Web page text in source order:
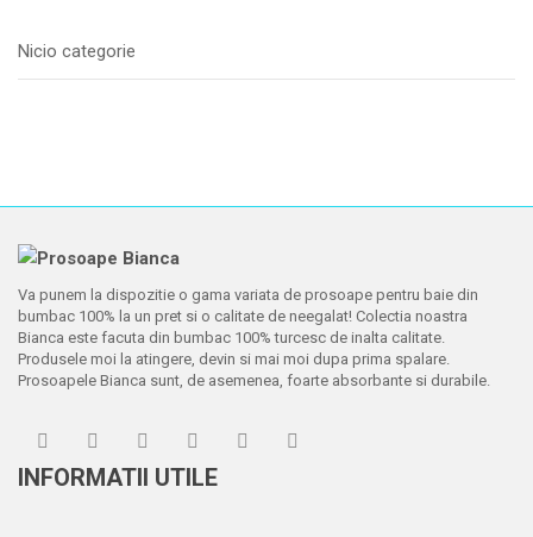
Nicio categorie
Va punem la dispozitie o gama variata de prosoape pentru baie din
bumbac 100% la un pret si o calitate de neegalat! Colectia noastra
Bianca este facuta din bumbac 100% turcesc de inalta calitate.
Produsele moi la atingere, devin si mai moi dupa prima spalare.
Prosoapele Bianca sunt, de asemenea, foarte absorbante si durabile.
INFORMATII UTILE